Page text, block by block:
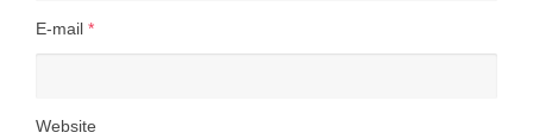
E-mail *
Website